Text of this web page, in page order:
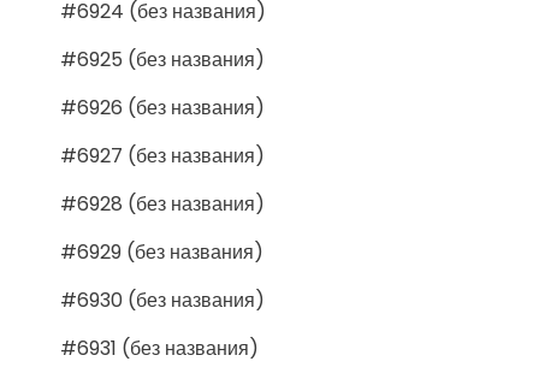
#6924 (без названия)
#6925 (без названия)
#6926 (без названия)
#6927 (без названия)
#6928 (без названия)
#6929 (без названия)
#6930 (без названия)
#6931 (без названия)